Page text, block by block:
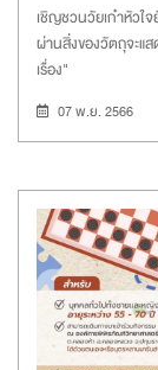
เชิญชวนวัยเก๋าหัวใ
ผ่านสิ่งของวัตถุจะ
เรื่อง"
07 พ.ย. 2566